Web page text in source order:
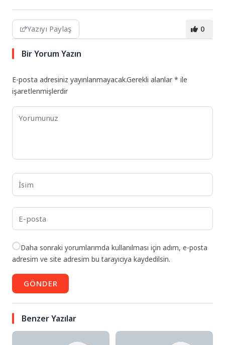
Yazıyı Paylaş 0
Bir Yorum Yazın
E-posta adresiniz yayınlanmayacak.Gerekli alanlar* ile
işaretlenmişlerdir
Daha sonraki yorumlarımda kullanılması için adım, e-posta
adresim ve site adresim bu tarayıcıya kaydedilsin.
GÖNDER
Benzer Yazılar